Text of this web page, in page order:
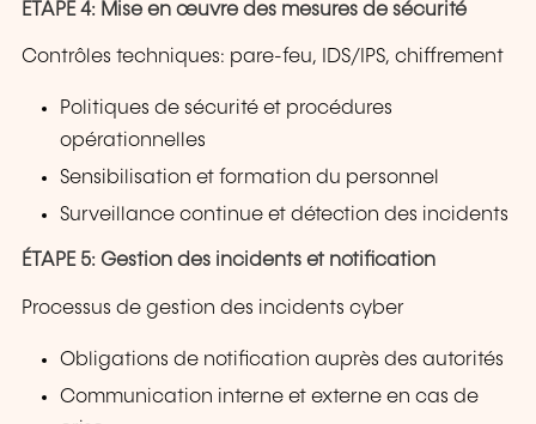
ÉTAPE 4: Mise en œuvre des mesures de sécurité
Contrôles techniques: pare-feu, IDS/IPS, chiffrement
Politiques de sécurité et procédures
opérationnelles
Sensibilisation et formation du personnel
Surveillance continue et détection des incidents
ÉTAPE 5: Gestion des incidents et notification
Processus de gestion des incidents cyber
Obligations de notification auprès des autorités
Communication interne et externe en cas de